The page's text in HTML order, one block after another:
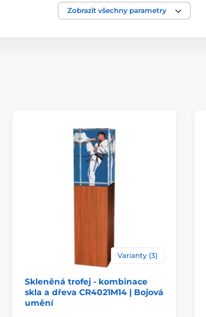
Zobrazit všechny parametry
Varianty (3)
Skleněná trofej - kombinace
skla a dřeva CR4021M14 | Bojová
umění